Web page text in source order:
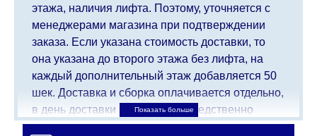
этажа, наличия лифта. Поэтому, уточняется с
менеджерами магазина при подтверждении
заказа. Если указана стоимость доставки, то
она указана до второго этажа без лифта, на
каждый дополнительный этаж добавляется 50
шек. Доставка и сборка оплачивается отдельно,
в день доставки мебели непосредственно
доставщику/сборщику мебели. Доставка в